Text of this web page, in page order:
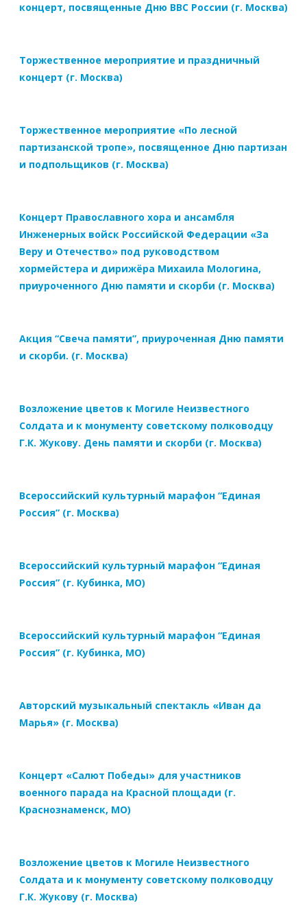
концерт, посвященные Дню ВВС России (г. Москва)
Торжественное мероприятие и праздничный
концерт (г. Москва)
Торжественное мероприятие «По лесной
партизанской тропе», посвященное Дню партизан
и подпольщиков (г. Москва)
Концерт Православного хора и ансамбля
Инженерных войск Российской Федерации «За
Веру и Отечество» под руководством
хормейстера и дирижёра Михаила Мологина,
приуроченного Дню памяти и скорби (г. Москва)
Акция “Свеча памяти”, приуроченная Дню памяти
и скорби. (г. Москва)
Возложение цветов к Могиле Неизвестного
Солдата и к монументу советскому полководцу
Г.К. Жукову. День памяти и скорби (г. Москва)
Всероссийский культурный марафон “Единая
Россия” (г. Москва)
Всероссийский культурный марафон “Единая
Россия” (г. Кубинка, МО)
Всероссийский культурный марафон “Единая
Россия” (г. Кубинка, МО)
Авторский музыкальный спектакль «Иван да
Марья» (г. Москва)
Концерт «Салют Победы» для участников
военного парада на Красной площади (г.
Краснознаменск, МО)
Возложение цветов к Могиле Неизвестного
Солдата и к монументу советскому полководцу
Г.К. Жукову (г. Москва)